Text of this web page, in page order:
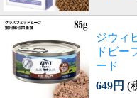
ジウィ
ドビー
ード
649円 (